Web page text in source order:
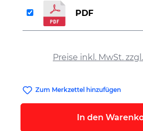
Preise inkl. MwSt.
PDF
Zum Merkzettel hinzufügen
In den